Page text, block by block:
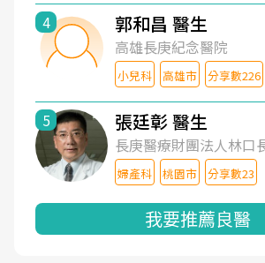
4 郭和昌 醫生
高雄長庚紀念醫院
小兒科 高雄市 分享數226
5 張廷彰 醫生
長庚醫療財團法人林口
婦產科 桃園市 分享數23
我要推薦良醫